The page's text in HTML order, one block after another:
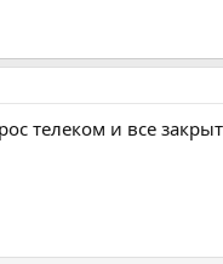
телеком и все